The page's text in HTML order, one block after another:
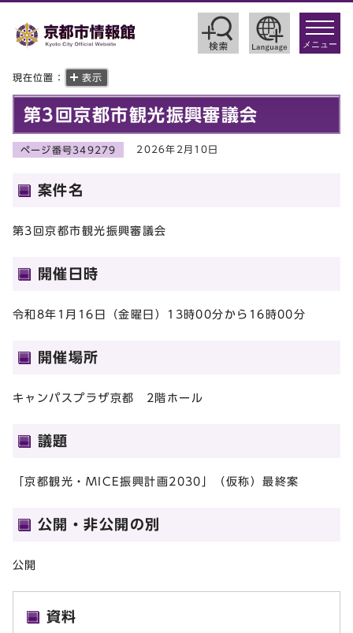
toggle
メニュー
現在位置： 表示
第3回京都市観光振興審議会
ページ番号349279 2026年2月10日
案件名
第3回京都市観光振興審議会
開催日時
令和8年1月16日（金曜日）13時00分から16時00分
開催場所
キャンパスプラザ京都 2階ホール
議題
「京都観光・MICE振興計画2030」（仮称）最終案
公開・非公開の別
公開
資料